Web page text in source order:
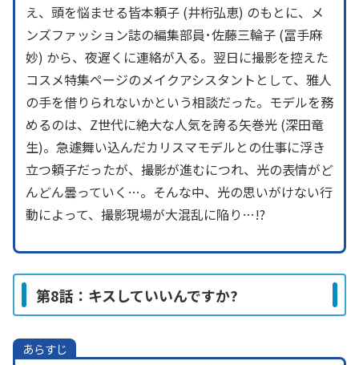
え、頭を悩ませる皆本頼子 (井桁弘恵) のもとに、メ
ンズファッション誌の編集部員･佐藤三輪子 (冨手麻
妙) から、夜遅くに連絡が入る。翌日に撮影を控えた
コスメ特集ページのメイクアシスタントとして、雅人
の手を借りられないかという相談だった。モデルを務
めるのは、Z世代に絶大な人気を誇る矢巻光 (深田竜
生)。急遽舞い込んだカリスマモデルとの仕事に浮き
立つ頼子だったが、撮影が進むにつれ、光の表情がど
んどん曇っていく…。そんな中、光の思いがけない行
動によって、撮影現場が大混乱に陥り…!?
第8話：キスしていいんですか?
あらすじ